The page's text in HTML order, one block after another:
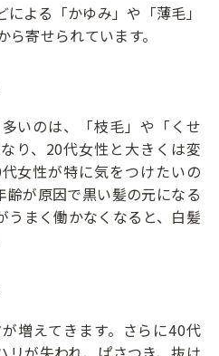
よる「かゆみ」や「薄毛」
寄せられています。
いのは、「枝毛」や「くせ
り、20代女性と大きくは変
女性が特に気をつけたいの
齢が原因で黒い髪の元になる
うまく働かなくなると、白髪
増えてきます。さらに40代